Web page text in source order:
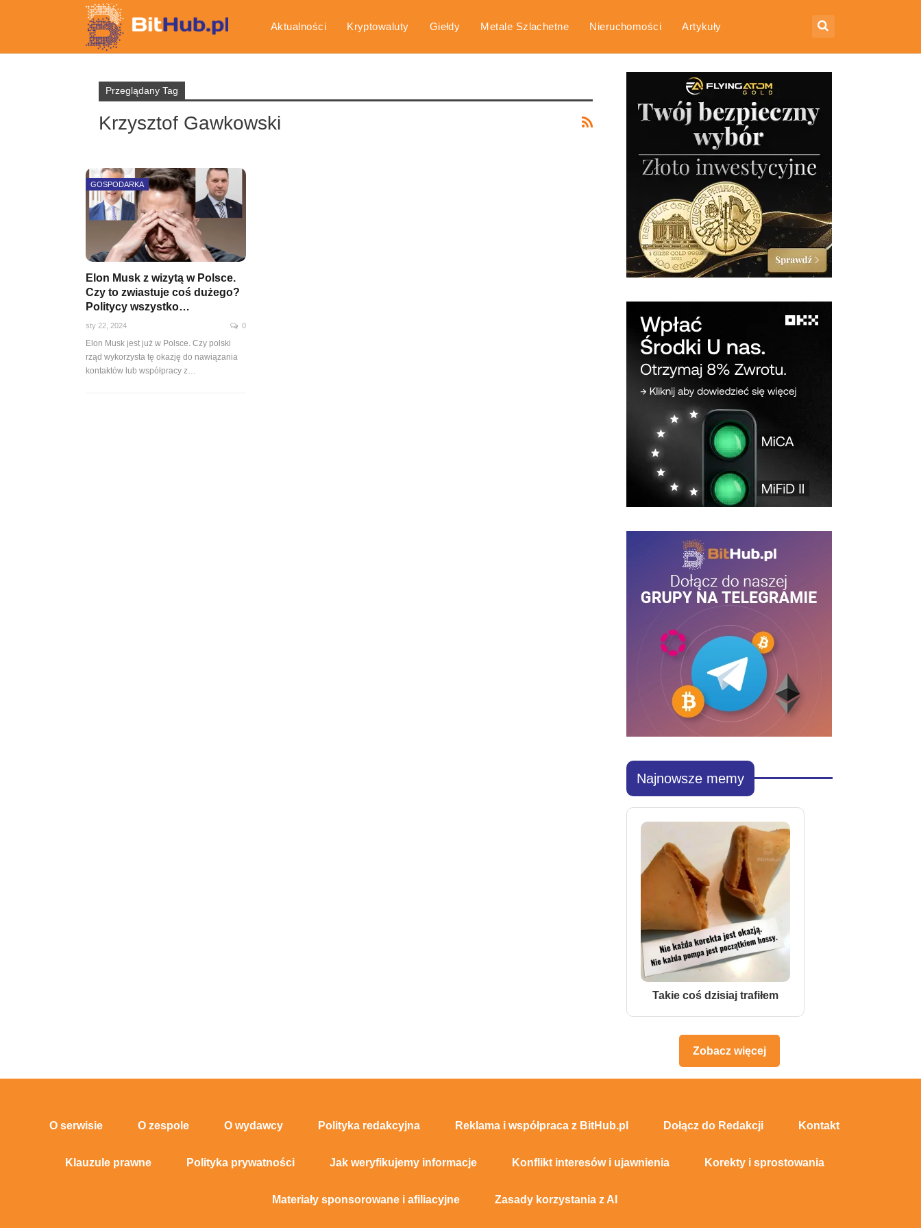
Aktualności Kryptowaluty Giełdy Metale Szlachetne Nieruchomości Artykuły
Przeglądany Tag
Krzysztof Gawkowski
GOSPODARKA
Elon Musk z wizytą w Polsce.
Czy to zwiastuje coś dużego?
Politycy wszystko…
sty 22, 2024 0
Elon Musk jest już w Polsce. Czy polski
rząd wykorzysta tę okazję do nawiązania
kontaktów lub współpracy z…
Najnowsze memy
Takie coś dzisiaj trafiłem
Zobacz więcej
O serwisie O zespole O wydawcy Polityka redakcyjna Reklama i współpraca z BitHub.pl Dołącz do Redakcji Kontakt
Klauzule prawne Polityka prywatności Jak weryfikujemy informacje Konflikt interesów i ujawnienia Korekty i sprostowania
Materiały sponsorowane i afiliacyjne Zasady korzystania z AI